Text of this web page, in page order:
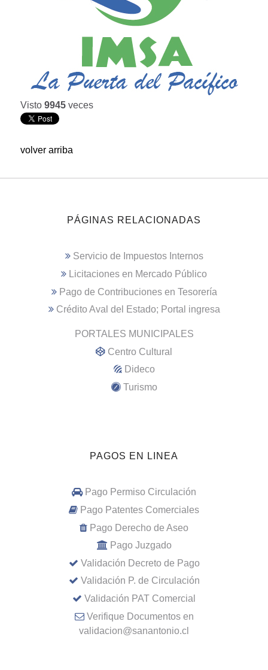
Visto 9945 veces
volver arriba
PÁGINAS RELACIONADAS
Servicio de Impuestos Internos
Licitaciones en Mercado Público
Pago de Contribuciones en Tesorería
Crédito Aval del Estado; Portal ingresa
PORTALES MUNICIPALES
Centro Cultural
Dideco
Turismo
PAGOS EN LINEA
Pago Permiso Circulación
Pago Patentes Comerciales
Pago Derecho de Aseo
Pago Juzgado
Validación Decreto de Pago
Validación P. de Circulación
Validación PAT Comercial
Verifique Documentos en
validacion@sanantonio.cl